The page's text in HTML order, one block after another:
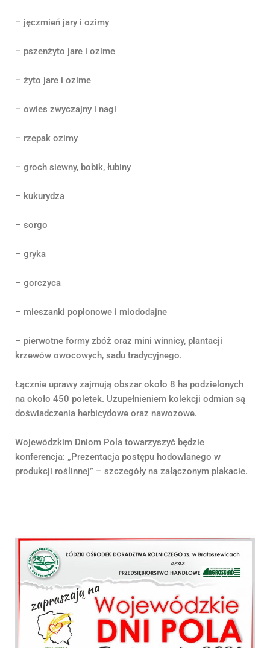
– jęczmień jary i ozimy
– pszenżyto jare i ozime
– żyto jare i ozime
– owies zwyczajny i nagi
– rzepak ozimy
– groch siewny, bobik, łubiny
– kukurydza
– sorgo
– gryka
– gorczyca
– mieszanki poplonowe i miododajne
– pierwotne formy zbóż oraz mini winnicy, plantacji
krzewów owocowych, sadu tradycyjnego.
Łącznie uprawy zajmują obszar około 8 ha podzielonych
na około 450 poletek. Uzupełnieniem kolekcji odmian są
doświadczenia herbicydowe oraz nawozowe.
Wojewódzkim Dniom Pola towarzyszyć będzie
konferencja: „Prezentacja postępu hodowlanego w
produkcji roślinnej” – szczegóły na załączonym plakacie.